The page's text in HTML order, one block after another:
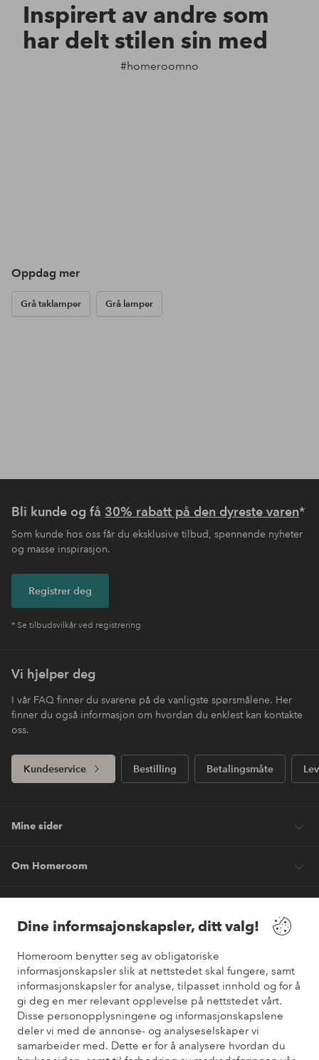
Dine informsajonskapsler, ditt valg!
Homeroom benytter seg av obligatoriske
informasjonskapsler slik at nettstedet skal fungere, samt
informasjonskapsler for analyse, tilpasset innhold og for å
gi deg en mer relevant opplevelse på nettstedet vårt.
Disse personopplysningene og informasjonskapslene
deler vi med de annonse- og analyseselskaper vi
samarbeider med. Dette er for å analysere hvordan du
Inspirert av andre som
har delt stilen sin med
#homeroomno
Oppdag mer
Grå taklamper Grå lamper
Bli kunde og få 30% rabatt på den dyreste varen*
Som kunde hos oss får du eksklusive tilbud, spennende nyheter
og masse inspirasjon.
Registrer deg
* Se tilbudsvilkår ved registrering
Vi hjelper deg
I vår FAQ finner du svarene på de vanligste spørsmålene. Her
finner du også informasjon om hvordan du enklest kan kontakte
oss.
Kundeservice Bestilling Betalingsmåte
Mine sider
Om Homeroom
Venner
Sikre betalinger